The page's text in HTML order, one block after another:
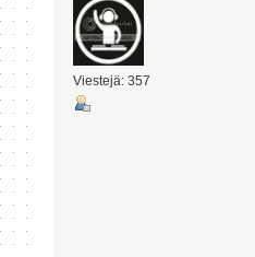
Viestejä: 357